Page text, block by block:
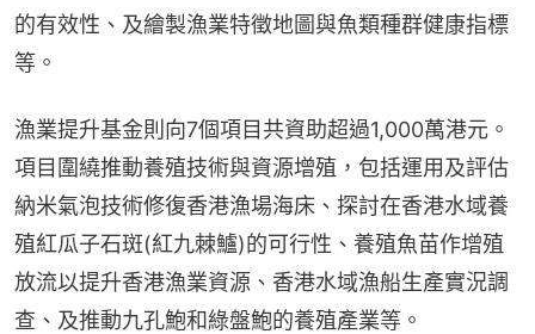
的有效性、及繪製漁業特徵地圖與魚類種群健康指標
等。
漁業提升基金則向7個項目共資助超過1,000萬港元。
項目圍繞推動養殖技術與資源增殖，包括運用及評估
納米氣泡技術修復香港漁場海床、探討在香港水域養
殖紅瓜子石斑(紅九棘鱸)的可行性、養殖魚苗作增殖
放流以提升香港漁業資源、香港水域漁船生產實況調
查、及推動九孔鮑和綠盤鮑的養殖產業等。